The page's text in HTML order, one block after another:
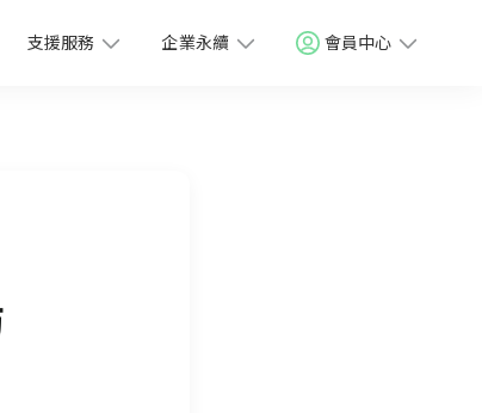
支援服務 企業永續 會員中心